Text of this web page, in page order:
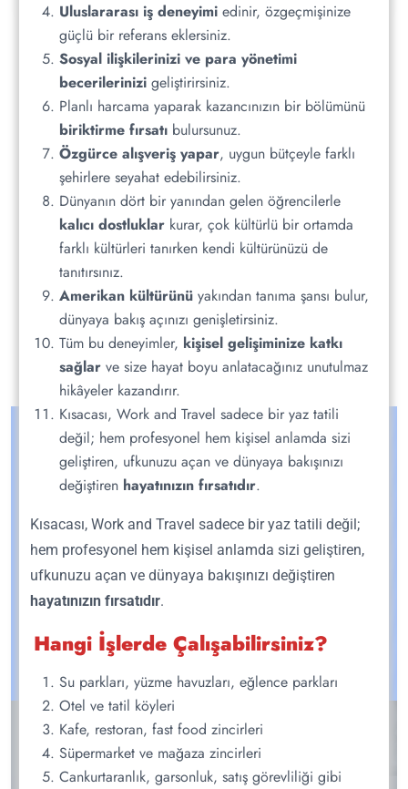
Hey Üniversiteliler !
Amerika'da Work & Travel Seni Bekliyor
ŞIMDI BAŞVUR
Uluslararası iş deneyimi edinir, özgeçmişinize
güçlü bir referans eklersiniz.
Sosyal ilişkilerinizi ve para yönetimi
becerilerinizi geliştirirsiniz.
Planlı harcama yaparak kazancınızın bir bölümünü
biriktirme fırsatı bulursunuz.
Özgürce alışveriş yapar, uygun bütçeyle farklı
şehirlere seyahat edebilirsiniz.
Dünyanın dört bir yanından gelen öğrencilerle
kalıcı dostluklar kurar, çok kültürlü bir ortamda
farklı kültürleri tanırken kendi kültürünüzü de
tanıtırsınız.
Amerikan kültürünü yakından tanıma şansı bulur,
dünyaya bakış açınızı genişletirsiniz.
Tüm bu deneyimler, kişisel gelişiminize katkı
sağlar ve size hayat boyu anlatacağınız unutulmaz
hikâyeler kazandırır.
Kısacası, Work and Travel sadece bir yaz tatili
değil; hem profesyonel hem kişisel anlamda sizi
geliştiren, ufkunuzu açan ve dünyaya bakışınızı
değiştiren hayatınızın fırsatıdır.
Kısacası, Work and Travel sadece bir yaz tatili değil;
hem profesyonel hem kişisel anlamda sizi geliştiren,
ufkunuzu açan ve dünyaya bakışınızı değiştiren
hayatınızın fırsatıdır.
Hangi İşlerde Çalışabilirsiniz?
Su parkları, yüzme havuzları, eğlence parkları
Otel ve tatil köyleri
Kafe, restoran, fast food zincirleri
Süpermarket ve mağaza zincirleri
Cankurtaranlık, garsonluk, satış görevliliği gibi